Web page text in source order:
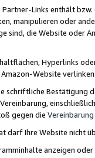
Partner-Links enthält
manipulieren oder
sind, die Website oder
Hyperlinks
Website
schriftliche
gegen die Vereinbarung
darf Ihre Website nicht
anzeigen